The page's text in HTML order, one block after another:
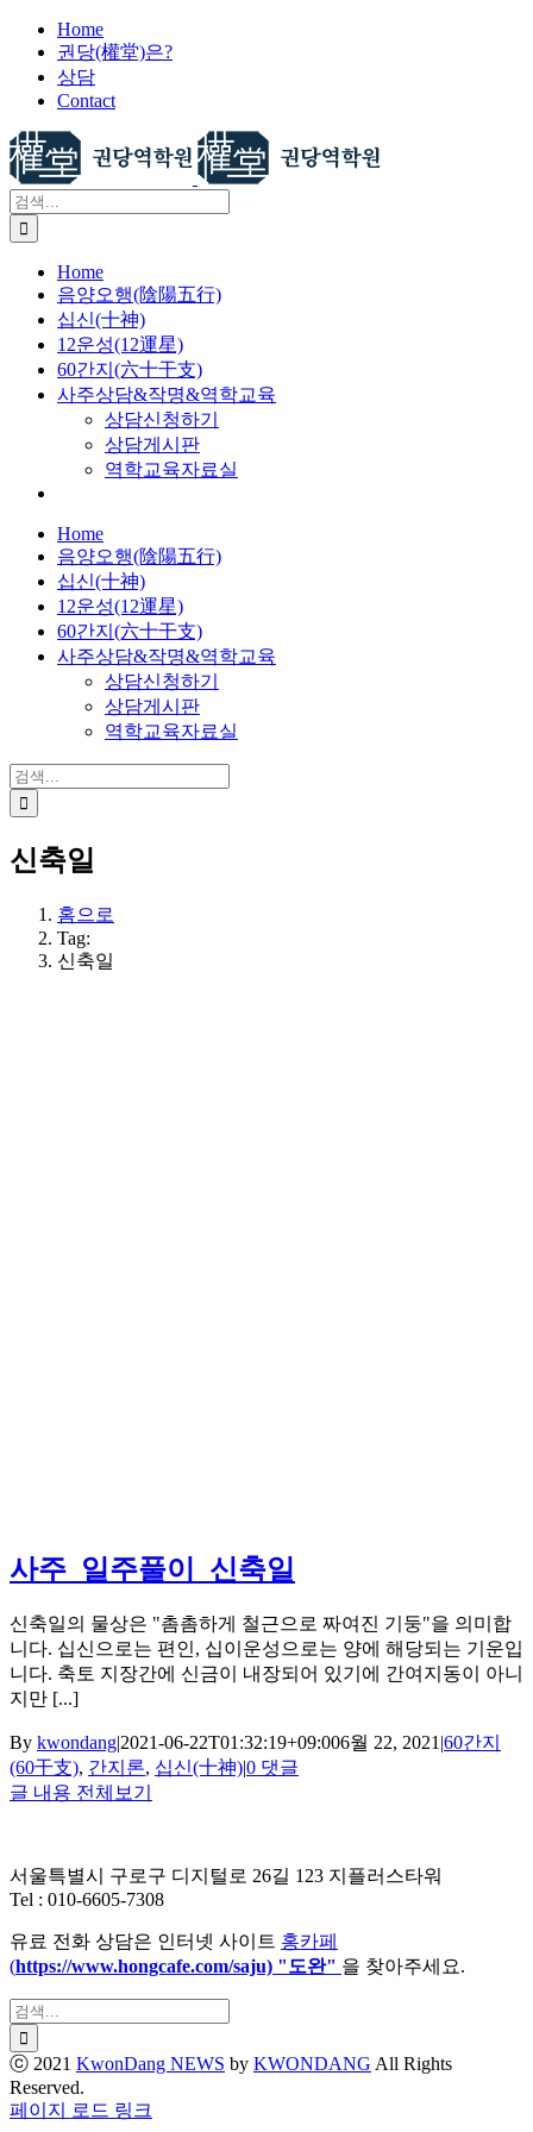
건
너
뛰
기
Home
권당(權堂)은?
상담
Contact
검
색:
Home
음양오행(陰陽五行)
십신(十神)
12운성(12運星)
60간지(六十干支)
사주상담&작명&역학교육
상담신청하기
상담게시판
역학교육자료실
Home
음양오행(陰陽五行)
십신(十神)
12운성(12運星)
60간지(六十干支)
사주상담&작명&역학교육
상담신청하기
상담게시판
역학교육자료실
검
색:
신축일
홈으로
Tag:
신축일
사주_일주풀이_신축일
신축일의 물상은 "촘촘하게 철근으로 짜여진 기둥"을 의미합
니다. 십신으로는 편인, 십이운성으로는 양에 해당되는 기운입
니다. 축토 지장간에 신금이 내장되어 있기에 간여지동이 아니
지만 [...]
By kwondang|2021-06-22T01:32:19+09:006월 22, 2021 |60간지
(60干支), 간지론, 십신(十神)|0 댓글
글 내용 전체보기
서울특별시 구로구 디지털로 26길 123 지플러스타워
Tel : 010-6605-7308
유료 전화 상담은 인터넷 사이트 홍카페
(https://www.hongcafe.com/saju) "도완" 을 찾아주세요.
검
색:
ⓒ 2021 KwonDang NEWS by KWONDANG All Rights
Reserved.
X
페이지 로드 링크